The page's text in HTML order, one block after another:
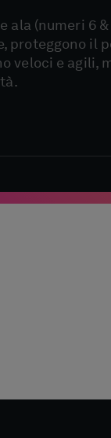
ala (numeri 6
proteggono il
veloci e agili,